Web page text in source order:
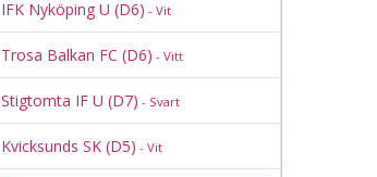
IFK Nyköping U (D6) - Vit
Trosa Balkan FC (D6) - Vitt
Stigtomta IF U (D7) - Svart
Kvicksunds SK (D5) - Vit